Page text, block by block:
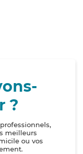
?
meilleurs
ou vos